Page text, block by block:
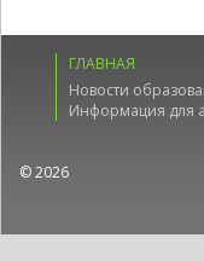
ГЛАВНАЯ
Новости
Информация для
© 2026